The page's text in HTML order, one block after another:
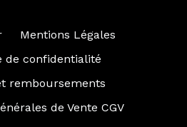
Mentions Légales
de confidentialité
remboursements
de Vente CGV